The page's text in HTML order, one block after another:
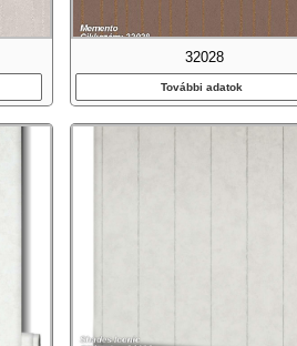
32028
További adatok